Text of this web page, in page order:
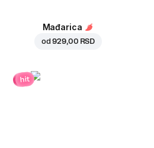
Mađarica
od929,00 RSD
hit